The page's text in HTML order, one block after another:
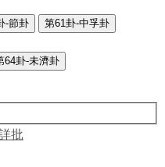
-節卦 第61卦-中孚卦
64卦-未濟卦
批